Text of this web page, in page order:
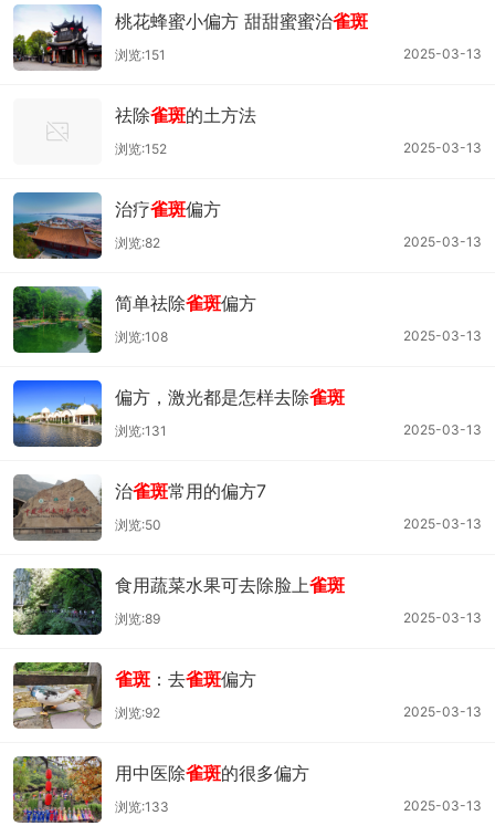
桃花蜂蜜小偏方 甜甜蜜蜜治雀斑
2025-03-13
浏览:151
祛除雀斑的土方法
2025-03-13
浏览:152
治疗雀斑偏方
2025-03-13
浏览:82
简单祛除雀斑偏方
2025-03-13
浏览:108
偏方，激光都是怎样去除雀斑
2025-03-13
浏览:131
治雀斑常用的偏方7
2025-03-13
浏览:50
食用蔬菜水果可去除脸上雀斑
2025-03-13
浏览:89
雀斑 ：去雀斑偏方
2025-03-13
浏览:92
用中医除雀斑的很多偏方
2025-03-13
浏览:133